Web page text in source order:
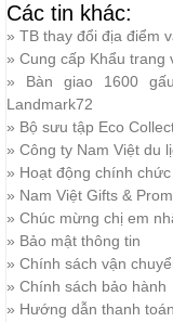
Các tin khác:
» TB thay đổi địa điểm
» Cung cấp Khẩu trang
» Bàn giao 1600
Landmark72
» Bộ sưu tập Eco
» Công ty Nam Việt du
» Hoạt động chính
» Nam Việt Gifts &
» Chúc mừng chị em
» Bảo mật thông tin
» Chính sách vận
» Chính sách bảo hành
» Hướng dẫn thanh toán